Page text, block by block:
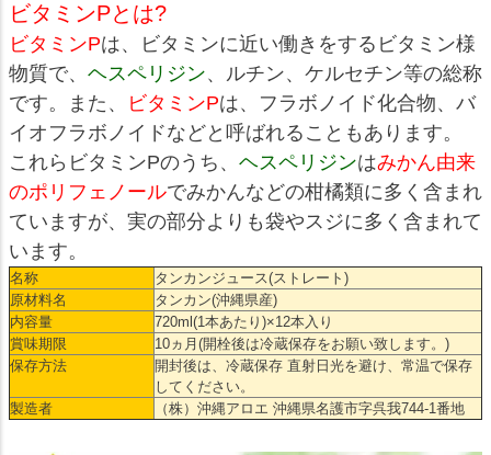
ビタミンPとは?
ビタミンPは、ビタミンに近い働きをするビタミン様
物質で、 ヘスペリジン、ルチン、ケルセチン等の総称
です。また、
ビタミンPは、フラボノイド化合物、バ
イオフラボノイドなどと呼ばれることもあります。
これらビタミンPのうち、 ヘスペリジンはみかん由来
のポリフェノールでみかんなどの柑橘類に多く含まれ
ていますが、実の部分よりも袋やスジに多く含まれて
います。
名称
タンカンジュース(ストレート)
原材料名
タンカン(沖縄県産)
内容量
720ml(1本あたり)×12本入り
賞味期限
10ヵ月(開栓後は冷蔵保存をお願い致します。)
保存方法
開封後は、冷蔵保存 直射日光を避け、常温で保存
してください。
製造者
（株）沖縄アロエ 沖縄県名護市字呉我744-1番地